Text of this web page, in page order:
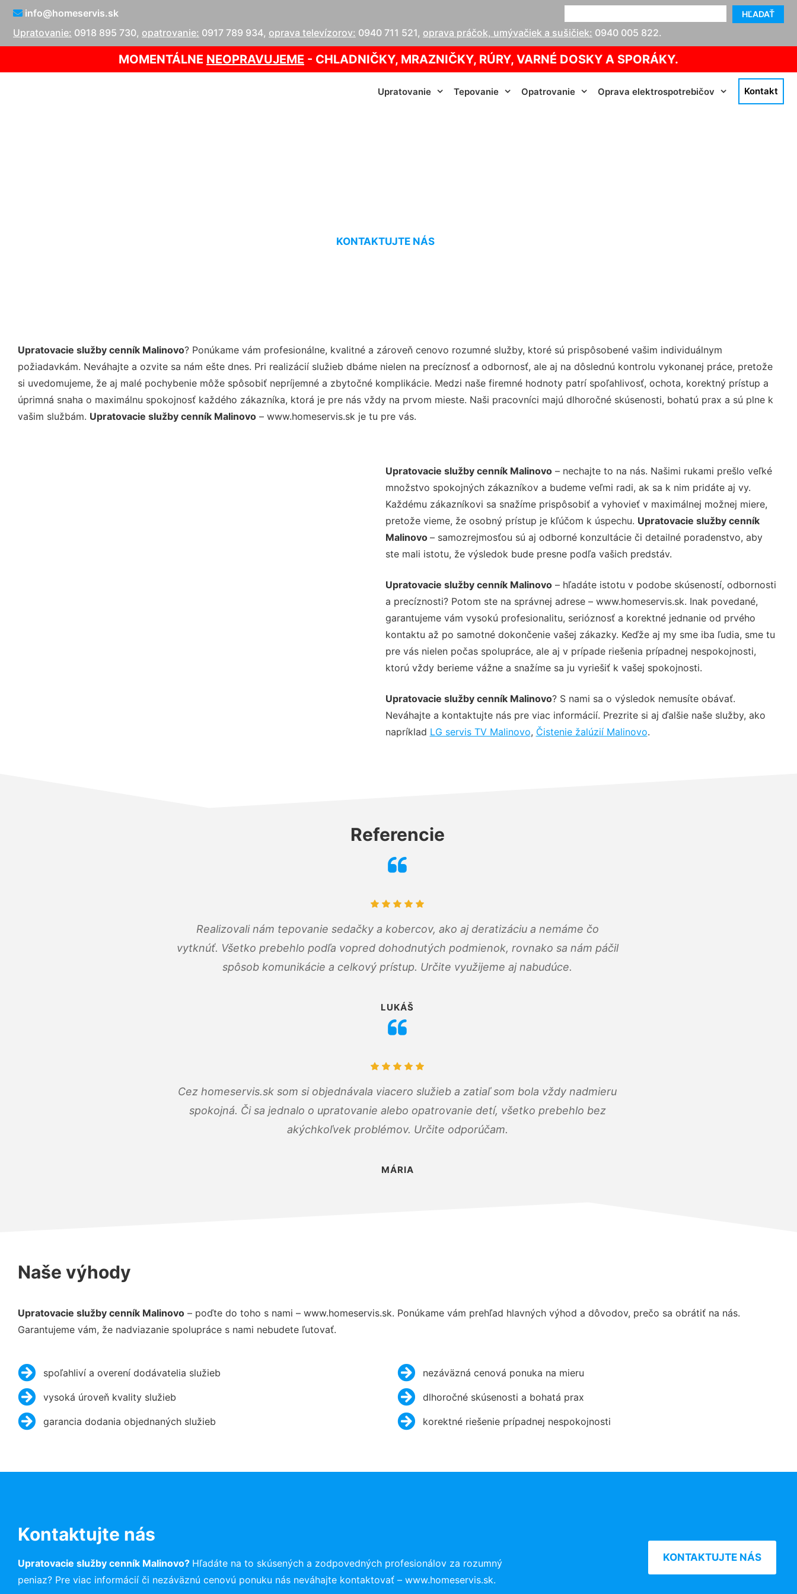
HĽADAŤ
info@homeservis.sk
Upratovanie: 0918 895 730, opatrovanie: 0917 789 934, oprava televízorov: 0940 711 521, oprava práčok, umývačiek a sušičiek: 0940 005 822.
MOMENTÁLNE NEOPRAVUJEME - CHLADNIČKY, MRAZNIČKY, RÚRY, VARNÉ DOSKY A SPORÁKY.
Upratovanie Tepovanie Opatrovanie Oprava elektrospotrebičov Kontakt
KONTAKTUJTE NÁS
Upratovacie služby cenník Malinovo? Ponúkame vám profesionálne, kvalitné a zároveň cenovo rozumné služby, ktoré sú prispôsobené vašim individuálnym
požiadavkám. Neváhajte a ozvite sa nám ešte dnes. Pri realizácií služieb dbáme nielen na precíznosť a odbornosť, ale aj na dôslednú kontrolu vykonanej práce, pretože
si uvedomujeme, že aj malé pochybenie môže spôsobiť nepríjemné a zbytočné komplikácie. Medzi naše firemné hodnoty patrí spoľahlivosť, ochota, korektný prístup a
úprimná snaha o maximálnu spokojnosť každého zákazníka, ktorá je pre nás vždy na prvom mieste. Naši pracovníci majú dlhoročné skúsenosti, bohatú prax a sú plne k
vašim službám. Upratovacie služby cenník Malinovo – www.homeservis.sk je tu pre vás.
Upratovacie služby cenník Malinovo– nechajte to na nás. Našimi rukami prešlo veľké
množstvo spokojných zákazníkov a budeme veľmi radi, ak sa k nim pridáte aj vy.
Každému zákazníkovi sa snažíme prispôsobiť a vyhovieť v maximálnej možnej miere,
pretože vieme, že osobný prístup je kľúčom k úspechu. Upratovacie služby cenník
Malinovo – samozrejmosťou sú aj odborné konzultácie či detailné poradenstvo, aby
ste mali istotu, že výsledok bude presne podľa vašich predstáv.
Upratovacie služby cenník Malinovo– hľadáte istotu v podobe skúseností, odbornosti
a precíznosti? Potom ste na správnej adrese – www.homeservis.sk. Inak povedané,
garantujeme vám vysokú profesionalitu, serióznosť a korektné jednanie od prvého
kontaktu až po samotné dokončenie vašej zákazky. Keďže aj my sme iba ľudia, sme tu
pre vás nielen počas spolupráce, ale aj v prípade riešenia prípadnej nespokojnosti,
ktorú vždy berieme vážne a snažíme sa ju vyriešiť k vašej spokojnosti.
Upratovacie služby cenník Malinovo? S nami sa o výsledok nemusíte obávať.
Neváhajte a kontaktujte nás pre viac informácií. Prezrite si aj ďalšie naše služby, ako
napríklad LG servis TV Malinovo, Čistenie žalúzií Malinovo.
Referencie
Realizovali nám tepovanie sedačky a kobercov, ako aj deratizáciu a nemáme čo
vytknúť. Všetko prebehlo podľa vopred dohodnutých podmienok, rovnako sa nám páčil
spôsob komunikácie a celkový prístup. Určite využijeme aj nabudúce.
LUKÁŠ
Cez homeservis.sk som si objednávala viacero služieb a zatiaľ som bola vždy nadmieru
spokojná. Či sa jednalo o upratovanie alebo opatrovanie detí, všetko prebehlo bez
akýchkoľvek problémov. Určite odporúčam.
MÁRIA
Naše výhody
Upratovacie služby cenník Malinovo – poďte do toho s nami – www.homeservis.sk. Ponúkame vám prehľad hlavných výhod a dôvodov, prečo sa obrátiť na nás.
Garantujeme vám, že nadviazanie spolupráce s nami nebudete ľutovať.
spoľahliví a overení dodávatelia služieb
vysoká úroveň kvality služieb
garancia dodania objednaných služieb
nezáväzná cenová ponuka na mieru
dlhoročné skúsenosti a bohatá prax
korektné riešenie prípadnej nespokojnosti
Kontaktujte nás
Upratovacie služby cenník Malinovo? Hľadáte na to skúsených a zodpovedných profesionálov za rozumný
peniaz? Pre viac informácií či nezáväznú cenovú ponuku nás neváhajte kontaktovať – www.homeservis.sk.
KONTAKTUJTE NÁS